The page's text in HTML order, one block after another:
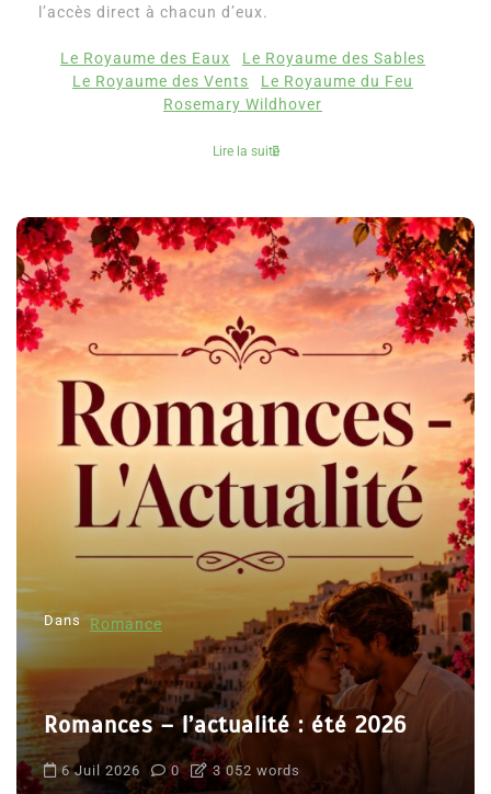
l’accès direct à chacun d’eux.
Le Royaume des Eaux
Le Royaume des Sables
Le Royaume des Vents
Le Royaume du Feu
Rosemary Wildhover
Lire la suite
Dans Romance
Romances – l’actualité : été 2026
6 Juil 2026 0 3 052 words